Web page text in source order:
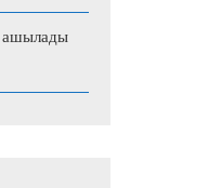
ашылады